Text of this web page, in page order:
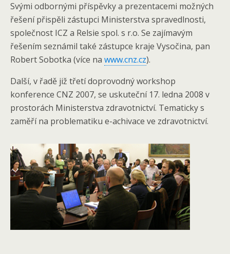
Svými odbornými příspěvky a prezentacemi možných
řešení přispěli zástupci Ministerstva spravedlnosti,
společnost ICZ a Relsie spol. s r.o. Se zajímavým
řešením seznámil také zástupce kraje Vysočina, pan
Robert Sobotka (více na www.cnz.cz).
Další, v řadě již třetí doprovodný workshop
konference CNZ 2007, se uskuteční 17. ledna 2008 v
prostorách Ministerstva zdravotnictví. Tematicky s
zaměří na problematiku e-achivace ve zdravotnictví.